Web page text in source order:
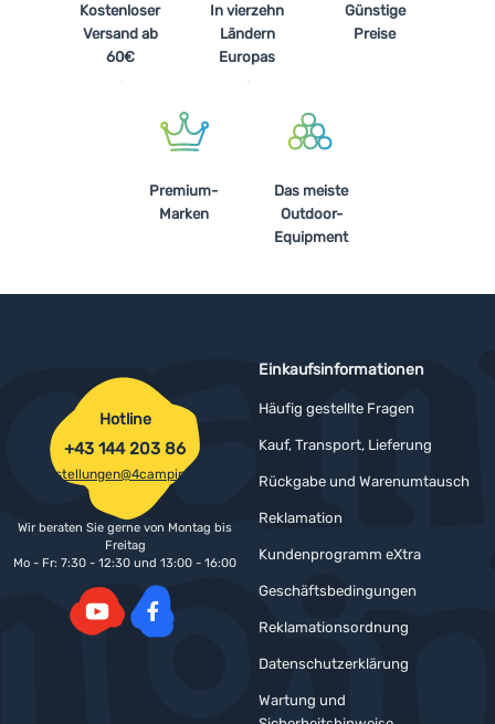
Kostenloser
Versand ab
60€
In vierzehn
Ländern
Europas
Günstige
Preise
Premium-
Marken
Das meiste
Outdoor-
Equipment
Einkaufsinformationen
Häufig gestellte Fragen
Kauf, Transport, Lieferung
Rückgabe und Warenumtausch
Reklamation
Kundenprogramm eXtra
Geschäftsbedingungen
Reklamationsordnung
Datenschutzerklärung
Wartung und
Hotline
+43 144 203 86
bestellungen@4camping.at
Wir beraten Sie gerne von Montag bis
Freitag
Mo - Fr: 7:30 - 12:30 und 13:00 - 16:00